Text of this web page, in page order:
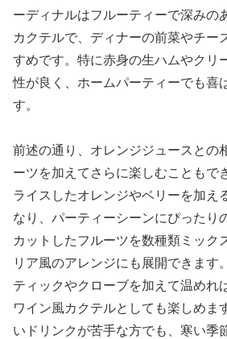
ーディナルはフルーティーで深みの
カクテルで、ディナーの前菜やチー
すめです。特に赤身の生ハムやクリ
性が良く、ホームパーティーでも喜
す。
前述の通り、オレンジジュースとの
ーツを加えてさらに楽しむこともで
ライスしたオレンジやベリーを加え
なり、パーティーシーンにぴったり
カットしたフルーツを数種類ミック
リア風のアレンジにも展開できます
ティックやクローブを加えて温めれ
ワイン風カクテルとしても楽しめま
いドリンクが苦手な方でも、寒い季